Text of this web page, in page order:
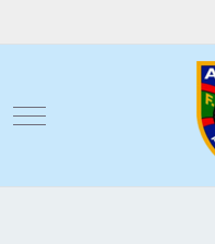
Mobile Menu Toggle